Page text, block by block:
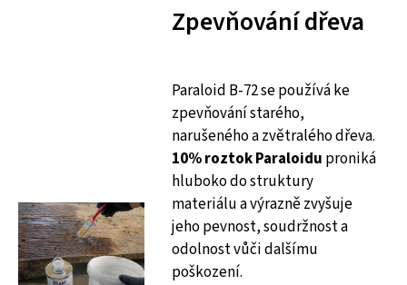
Zpevňování dřeva
Paraloid B-72 se používá ke
zpevňování starého,
narušeného a zvětralého dřeva.
10% roztok Paraloidu proniká
hluboko do struktury
materiálu a výrazně zvyšuje
jeho pevnost, soudržnost a
odolnost vůči dalšímu
poškození.